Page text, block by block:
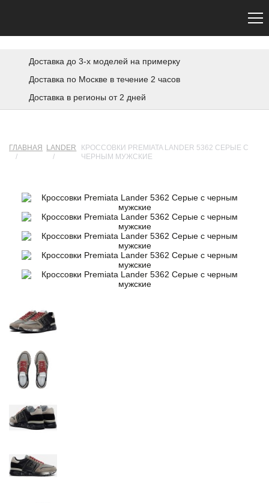
Доставка до 3-х моделей на примерку
Доставка по Москве в течение 2 часов
Доставка в регионы от 2 дней
ГЛАВНАЯ
/
LANDER
/
КРОССОВКИ PREMIATA LANDER 5362 СЕРЫЕ С
ЧЕРНЫМ МУЖСКИЕ